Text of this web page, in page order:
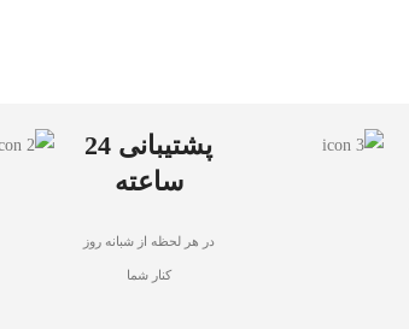
پشتیبانی 24
ساعته
در هر لحظه از شبانه روز
کنار شما